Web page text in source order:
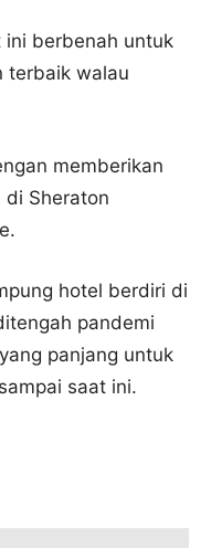
ini berbenah untuk
terbaik walau
memberikan
di Sheraton
hotel berdiri di
pandemi
panjang untuk
saat ini.